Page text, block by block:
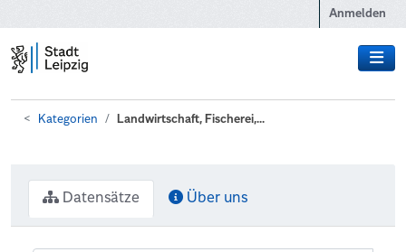
Anmelden
Kategorien Landwirtschaft, Fischerei,...
Datensätze Über uns